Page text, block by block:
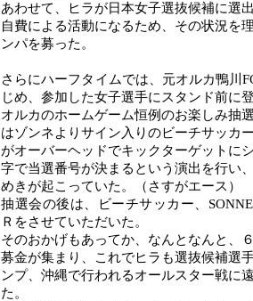
あわせて、ヒラが日本女子選抜候補に選
自費による活動になるため、その状況を
ンパを募った。
さらにハーフタイムでは、元オルカ鴨川
じめ、参加した女子選手にスタンド前に
オルカのホームゲーム恒例のお楽しみ抽
はゾンネよりサイン入りのビーチサッカ
がオーバーヘッドでキックターゲットに
字で当選番号が決まるという演出を行い
めきが起こっていた。（さすがエース）
抽選会の後は、ビーチサッカー、
Ｒをさせていただいた。
そのおかげもあってか、なんとなんと、
募金が集まり、これでヒラも選抜候補選
ンプ、沖縄で行われるオールスター戦に
た。